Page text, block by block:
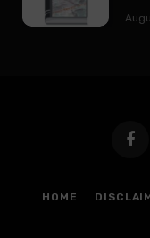
HOME